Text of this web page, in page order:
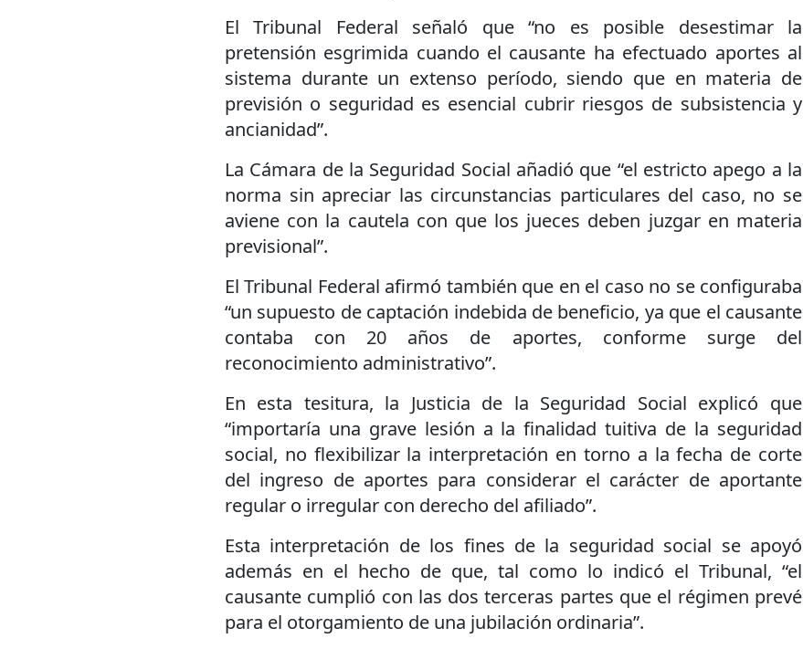
El Tribunal Federal señaló que “no es posible desestimar la
pretensión esgrimida cuando el causante ha efectuado aportes al
sistema durante un extenso período, siendo que en materia de
previsión o seguridad es esencial cubrir riesgos de subsistencia y
ancianidad”.
La Cámara de la Seguridad Social añadió que “el estricto apego a la
norma sin apreciar las circunstancias particulares del caso, no se
aviene con la cautela con que los jueces deben juzgar en materia
previsional”.
El Tribunal Federal afirmó también que en el caso no se configuraba
“un supuesto de captación indebida de beneficio, ya que el causante
contaba con 20 años de aportes, conforme surge del
reconocimiento administrativo”.
En esta tesitura, la Justicia de la Seguridad Social explicó que
“importaría una grave lesión a la finalidad tuitiva de la seguridad
social, no flexibilizar la interpretación en torno a la fecha de corte
del ingreso de aportes para considerar el carácter de aportante
regular o irregular con derecho del afiliado”.
Esta interpretación de los fines de la seguridad social se apoyó
además en el hecho de que, tal como lo indicó el Tribunal, “el
causante cumplió con las dos terceras partes que el régimen prevé
para el otorgamiento de una jubilación ordinaria”.